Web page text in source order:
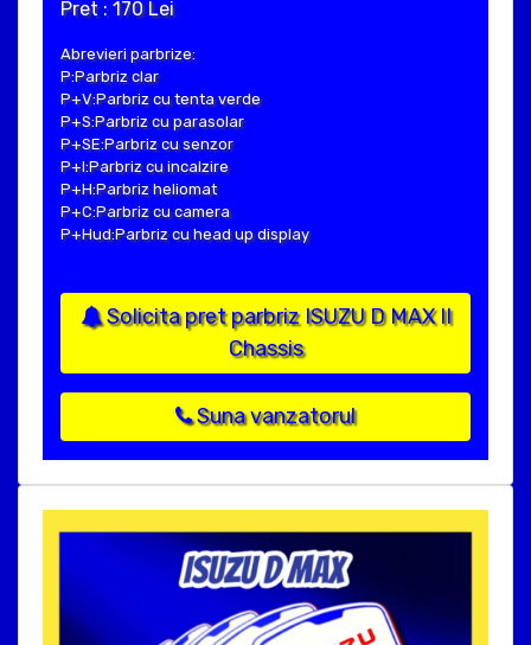
Pret : 170 Lei
Abrevieri parbrize:
P:Parbriz clar
P+V:Parbriz cu tenta verde
P+S:Parbriz cu parasolar
P+SE:Parbriz cu senzor
P+I:Parbriz cu incalzire
P+H:Parbriz heliomat
P+C:Parbriz cu camera
P+Hud:Parbriz cu head up display
Solicita pret parbriz ISUZU D MAX II
Chassis
Suna vanzatorul